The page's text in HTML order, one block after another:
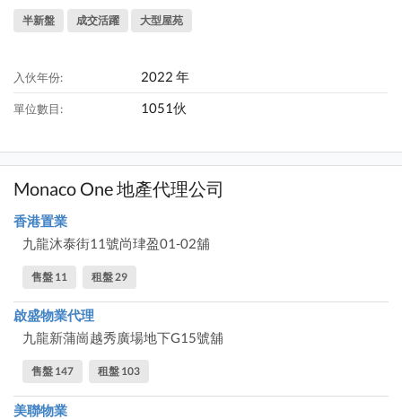
半新盤 成交活躍 大型屋苑
入伙年份: 2022 年
單位數目: 1051伙
Monaco One 地產代理公司
香港置業
九龍沐泰街11號尚珒盈01-02舖
售盤 11 租盤 29
啟盛物業代理
九龍新蒲崗越秀廣場地下G15號舖
售盤 147 租盤 103
美聯物業